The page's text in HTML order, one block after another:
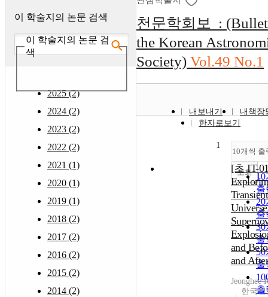
이 학술지의 논문 검색
이 학술지의 논문 검
색
2025 (2)
2024 (2)
2023 (2)
2022 (2)
2021 (1)
2020 (1)
2019 (1)
2018 (2)
2017 (2)
2016 (2)
2015 (2)
2014 (2)
천문학회보 :
the Korean
Society) Vol.49 No.1
내보내기
내책장
한자로보기
10개씩 출
출
20
출
30
출
50
출
출
조회
1
[초 IT-
Transient
and
and
Jeonghee
한국